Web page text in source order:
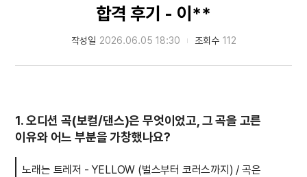
합격 후기 - 이**
작성일 2026.06.05 18:30 조회수 112
1. 오디션 곡(보컬/댄스)은 무엇이었고, 그 곡을 고른
이유와 어느 부분을 가창했나요?
노래는 트레저 - YELLOW (벌스부터 코러스까지) / 곡은